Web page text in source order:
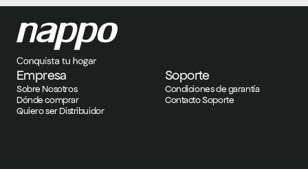
Empresa
Sobre Nosotros
Dónde comprar
Quiero ser Distribuidor
Soporte
Condiciones de garantía
Contacto Soporte